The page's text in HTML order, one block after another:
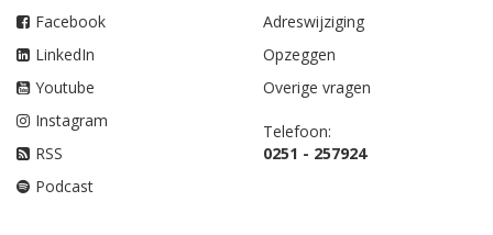
Facebook
LinkedIn
Youtube
Instagram
RSS
Podcast
Adreswijziging
Opzeggen
Overige vragen
Telefoon:
0251 - 257924